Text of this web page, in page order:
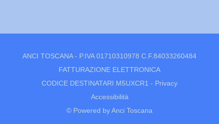
ANCI TOSCANA - P.IVA 01710310978 C.F.84033260484
FATTURAZIONE ELETTRONICA
CODICE DESTINATARI M5UXCR1 - Privacy
Accessibilità
© Powered by Anci Toscana